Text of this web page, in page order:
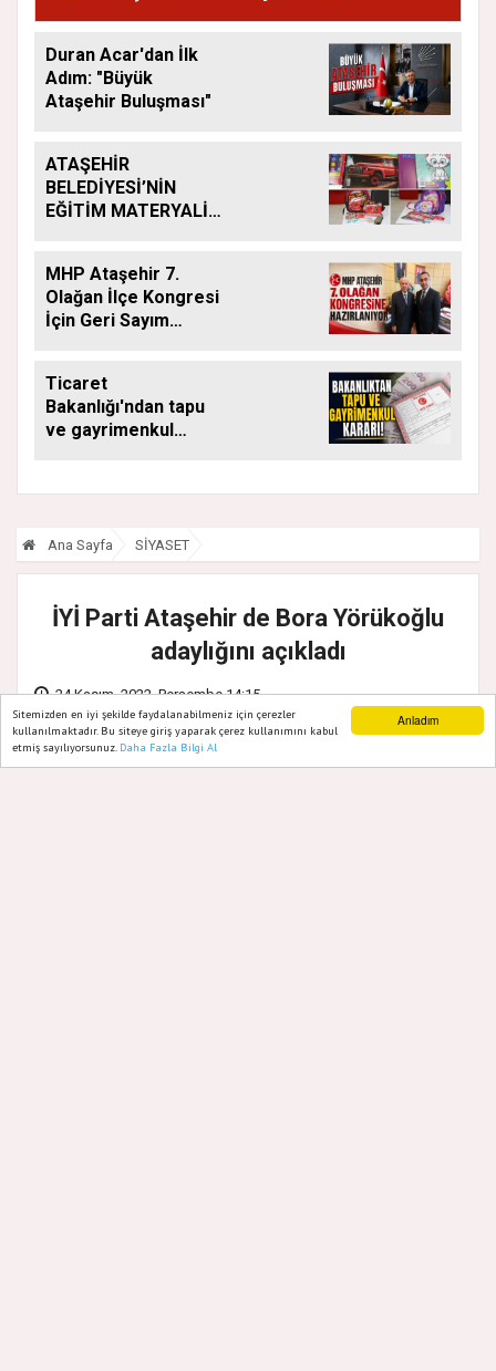
Anladım
Sitemizden en iyi şekilde faydalanabilmeniz için çerezler
kullanılmaktadır. Bu siteye giriş yaparak çerez kullanımını kabul
etmiş sayılıyorsunuz. Daha Fazla Bilgi Al
Duran Acar'dan İlk
Adım: "Büyük
Ataşehir Buluşması"
ATAŞEHİR
BELEDİYESİ’NİN
EĞİTİM MATERYALİ
SÜRÜYOR
MHP Ataşehir 7.
Olağan İlçe Kongresi
İçin Geri Sayım
Ticaret
Bakanlığı'ndan tapu
ve gayrimenkul
yapamayacak
Ana Sayfa SİYASET
İYİ Parti Ataşehir de Bora Yörükoğlu
adaylığını açıkladı
24 Kasım, 2022, Perşembe 14:15
Ana Sayfa Web TV